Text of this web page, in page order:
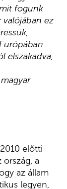
fogunk
ez
elszakadva,
előtti
a
az állam
legyen,